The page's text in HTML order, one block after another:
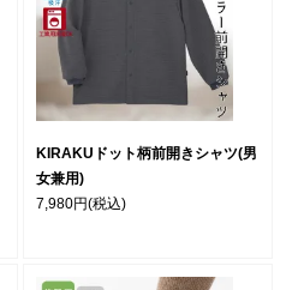
KIRAKUドット柄前開きシャツ(男
女兼用)
7,980円(税込)